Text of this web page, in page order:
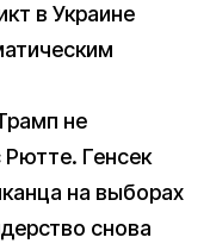
в Украине
не
Генсек
на выборах
снова